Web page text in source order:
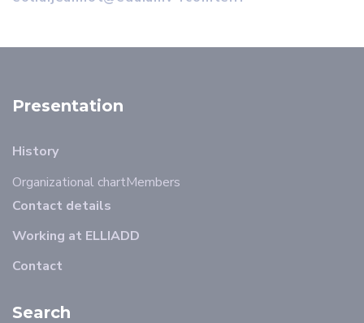
Presentation
History
Organizational chartMembers
Contact details
Working at ELLIADD
Contact
Search